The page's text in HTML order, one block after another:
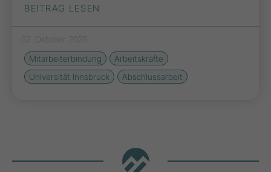
BEITRAG LESEN
02. Oktober 2025
Mitarbeiterbindung
Arbeitskräfte
Universität Innsbruck
Abschlussarbeit